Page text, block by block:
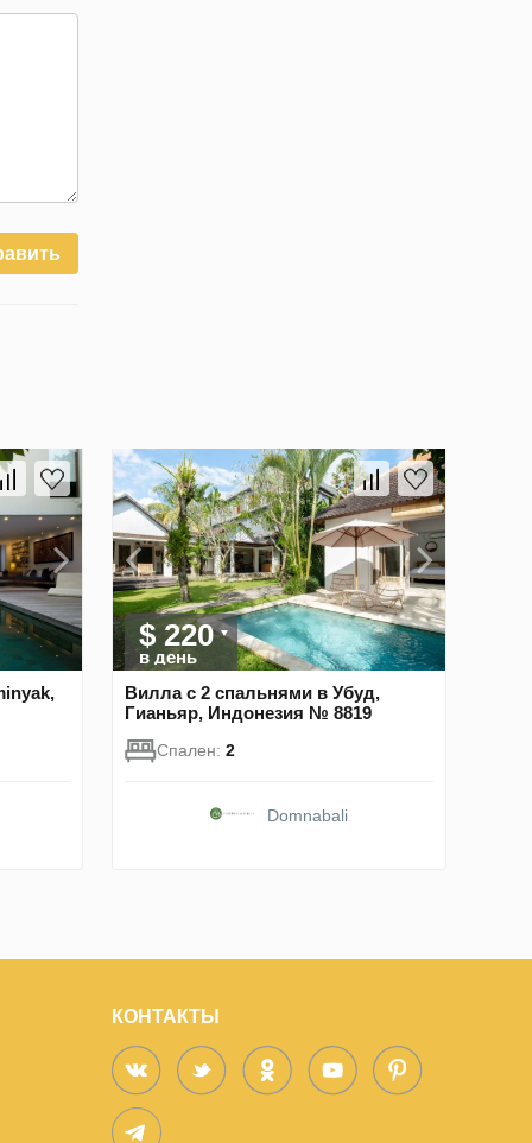
$ 220
в день
Вилла с 2 спальнями в Убуд,
Гианьяр, Индонезия № 8819
Спален: 2
Domnabali
КОНТАКТЫ